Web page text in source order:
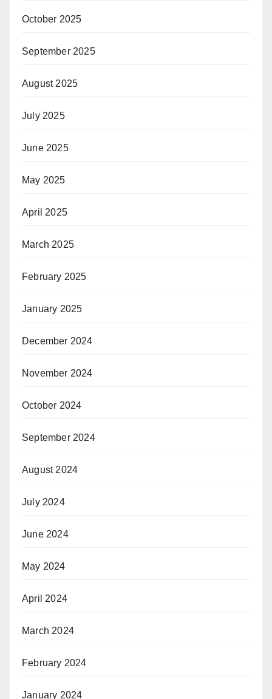
October 2025
September 2025
August 2025
July 2025
June 2025
May 2025
April 2025
March 2025
February 2025
January 2025
December 2024
November 2024
October 2024
September 2024
August 2024
July 2024
June 2024
May 2024
April 2024
March 2024
February 2024
January 2024